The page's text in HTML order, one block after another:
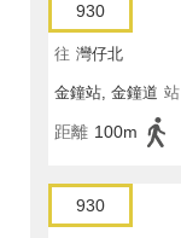
930
往 灣仔北
金鐘站, 金鐘道 站
距離 100m
930